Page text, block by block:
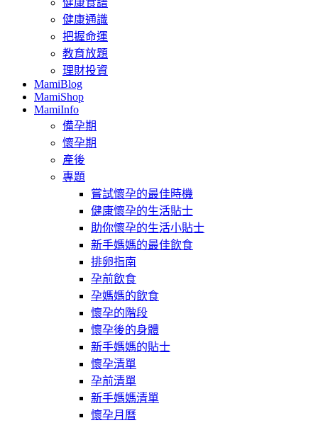
健康食譜
健康通識
把握命運
教育放題
理財投資
MamiBlog
MamiShop
MamiInfo
備孕期
懷孕期
產後
專題
嘗試懷孕的最佳時機
健康懷孕的生活貼士
助你懷孕的生活小貼士
新手媽媽的最佳飲食
排卵指南
孕前飲食
孕媽媽的飲食
懷孕的階段
懷孕後的身體
新手媽媽的貼士
懷孕清單
孕前清單
新手媽媽清單
懷孕月曆